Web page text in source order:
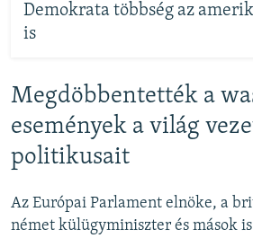
Demokrata többség az
is
Megdöbbentették a
események a világ
politikusait
Az Európai Parlament elnöke, a
német külügyminiszter és mások